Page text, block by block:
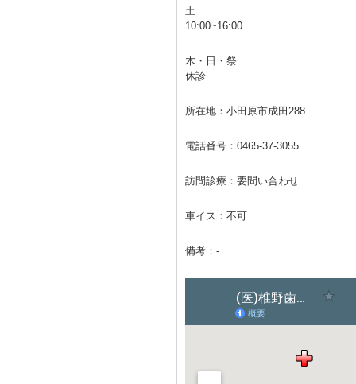
土
10:00~16:00
木・日・祭
休診
所在地：小田原市成田288
電話番号： 0465-37-3055
訪問診療：要問い合わせ
車イス：不可
備考：-